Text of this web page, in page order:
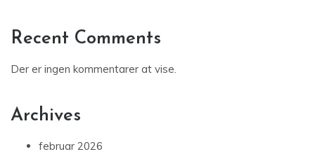
Recent Comments
Der er ingen kommentarer at vise.
Archives
februar 2026